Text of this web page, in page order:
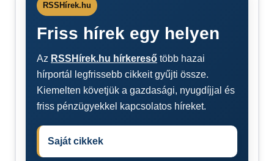
RSSHírek.hu
Friss hírek egy helyen
Az RSSHírek.hu hírkereső több hazai
hírportál legfrissebb cikkeit gyűjti össze.
Kiemelten követjük a gazdasági, nyugdíjjal és
friss pénzügyekkel kapcsolatos híreket.
Saját cikkek